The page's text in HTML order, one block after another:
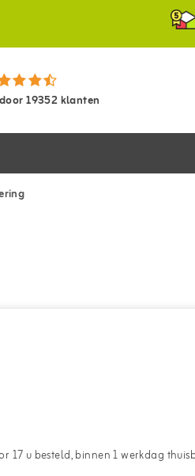
door19352klanten
17 u besteld, binnen 1 werkdag